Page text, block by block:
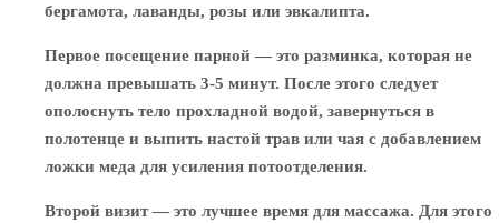
бергамота, лаванды, розы или эвкалипта.
Первое посещение парной — это разминка, которая не
должна превышать 3-5 минут. После этого следует
ополоснуть тело прохладной водой, завернуться в
полотенце и выпить настой трав или чая с добавлением
ложки меда для усиления потоотделения.
Второй визит — это лучшее время для массажа. Для этого